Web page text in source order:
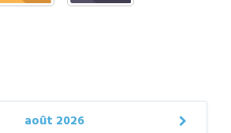
août 2026